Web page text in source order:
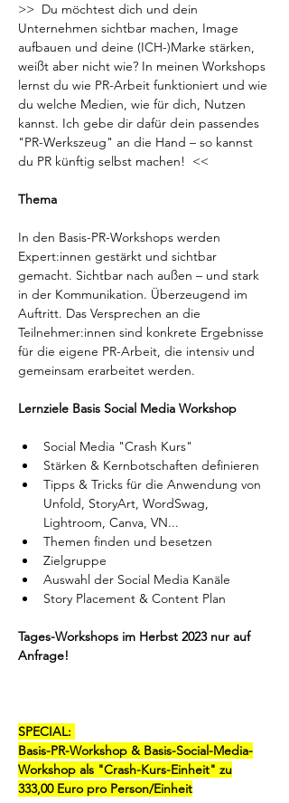
>>  Du möchtest dich und dein
Unternehmen sichtbar machen, Image
aufbauen und deine (ICH-)Marke stärken,
weißt aber nicht wie? In meinen Workshops
lernst du wie PR-Arbeit funktioniert und wie
du welche Medien, wie für dich, Nutzen
kannst. Ich gebe dir dafür dein passendes
"PR-Werkszeug" an die Hand – so kannst
Thema
In den Basis-PR-Workshops werden
Expert:innen gestärkt und sichtbar
gemacht. Sichtbar nach außen – und stark
in der Kommunikation. Überzeugend im
Auftritt. Das Versprechen an die
Teilnehmer:innen sind konkrete Ergebnisse
für die eigene PR-Arbeit, die intensiv und
gemeinsam erarbeitet werden.
Lernziele Basis Social Media Workshop
Social Media "Crash Kurs"
Stärken & Kernbotschaften definieren
Tipps & Tricks für die Anwendung von
Unfold, StoryArt, WordSwag,
Lightroom, Canva, VN...
Themen finden und besetzen
Zielgruppe
Auswahl der Social Media Kanäle
Story Placement & Content Plan
Tages-Workshops im Herbst 2023 nur auf
Anfrage!
SPECIAL:
Basis-PR-Workshop & Basis-Social-Media-
Workshop als "Crash-Kurs-Einheit" zu
333,00 Euro pro Person/Einheit